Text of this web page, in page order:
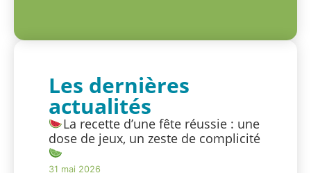
Les dernières
actualités
La recette d’une fête réussie : une
dose de jeux, un zeste de complicité
31 mai 2026